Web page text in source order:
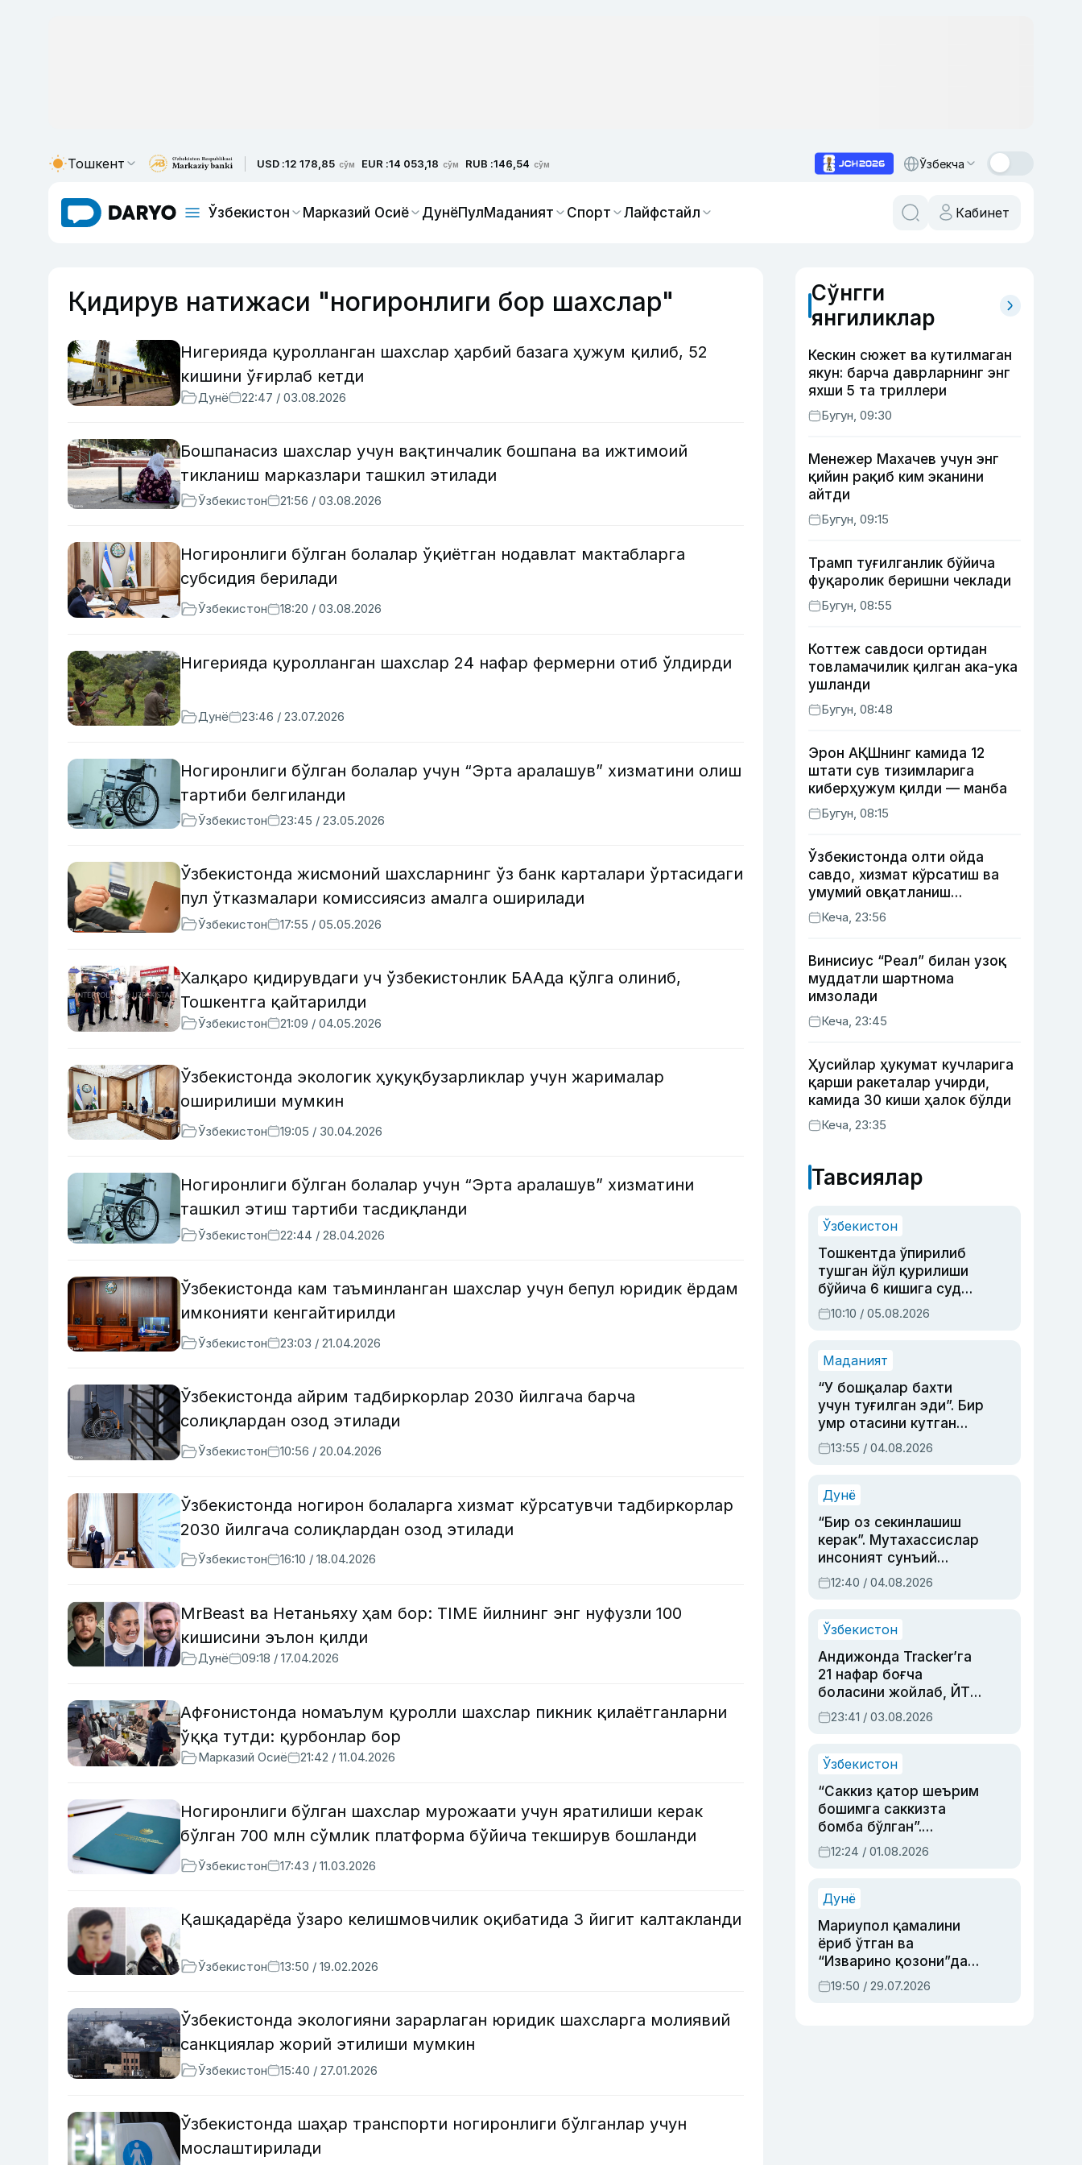
Тошкент USD :12 178,85 сўм EUR :14 053,18 сўм RUB :146,54 сўм Ўзбекча
Ўзбекистон Марказий Осиё ДунёПулМаданият Спорт Лайфстайл Кабинет
Қидирув натижаси "ногиронлиги бор шахслар"
Нигерияда қуролланган шахслар ҳарбий базага ҳужум қилиб, 52
кишини ўғирлаб кетди
Дунё 22:47 / 03.08.2026
Бошпанасиз шахслар учун вақтинчалик бошпана ва ижтимоий
тикланиш марказлари ташкил этилади
Ўзбекистон 21:56 / 03.08.2026
Ногиронлиги бўлган болалар ўқиётган нодавлат мактабларга
субсидия берилади
Ўзбекистон 18:20 / 03.08.2026
Нигерияда қуролланган шахслар 24 нафар фермерни отиб ўлдирди
Дунё 23:46 / 23.07.2026
Ногиронлиги бўлган болалар учун “Эрта аралашув” хизматини олиш
тартиби белгиланди
Ўзбекистон 23:45 / 23.05.2026
Ўзбекистонда жисмоний шахсларнинг ўз банк карталари ўртасидаги
пул ўтказмалари комиссиясиз амалга оширилади
Ўзбекистон 17:55 / 05.05.2026
Халқаро қидирувдаги уч ўзбекистонлик БААда қўлга олиниб,
Тошкентга қайтарилди
Ўзбекистон 21:09 / 04.05.2026
Ўзбекистонда экологик ҳуқуқбузарликлар учун жарималар
оширилиши мумкин
Ўзбекистон 19:05 / 30.04.2026
Ногиронлиги бўлган болалар учун “Эрта аралашув” хизматини
ташкил этиш тартиби тасдиқланди
Ўзбекистон 22:44 / 28.04.2026
Ўзбекистонда кам таъминланган шахслар учун бепул юридик ёрдам
имконияти кенгайтирилди
Ўзбекистон 23:03 / 21.04.2026
Ўзбекистонда айрим тадбиркорлар 2030 йилгача барча
солиқлардан озод этилади
Ўзбекистон 10:56 / 20.04.2026
Ўзбекистонда ногирон болаларга хизмат кўрсатувчи тадбиркорлар
2030 йилгача солиқлардан озод этилади
Ўзбекистон 16:10 / 18.04.2026
MrBeast ва Нетаньяху ҳам бор: TIME йилнинг энг нуфузли 100
кишисини эълон қилди
Дунё 09:18 / 17.04.2026
Афғонистонда номаълум қуролли шахслар пикник қилаётганларни
ўққа тутди: қурбонлар бор
Марказий Осиё 21:42 / 11.04.2026
Ногиронлиги бўлган шахслар мурожаати учун яратилиши керак
бўлган 700 млн сўмлик платформа бўйича текширув бошланди
Ўзбекистон 17:43 / 11.03.2026
Қашқадарёда ўзаро келишмовчилик оқибатида 3 йигит калтакланди
Ўзбекистон 13:50 / 19.02.2026
Ўзбекистонда экологияни зарарлаган юридик шахсларга молиявий
санкциялар жорий этилиши мумкин
Ўзбекистон 15:40 / 27.01.2026
Ўзбекистонда шаҳар транспорти ногиронлиги бўлганлар учун
мослаштирилади
Сўнгги
янгиликлар
Кескин сюжет ва кутилмаган
якун: барча даврларнинг энг
яхши 5 та триллери
Бугун, 09:30
Менежер Махачев учун энг
қийин рақиб ким эканини
айтди
Бугун, 09:15
Трамп туғилганлик бўйича
фуқаролик беришни чеклади
Бугун, 08:55
Коттеж савдоси ортидан
товламачилик қилган ака-ука
ушланди
Бугун, 08:48
Эрон АҚШнинг камида 12
штати сув тизимларига
киберҳужум қилди — манба
Бугун, 08:15
Ўзбекистонда олти ойда
савдо, хизмат кўрсатиш ва
умумий овқатланиш
корхоналари қанча солиқ
тўлагани очиқланди
Кеча, 23:56
Винисиус “Реал” билан узоқ
муддатли шартнома
имзолади
Кеча, 23:45
Ҳусийлар ҳукумат кучларига
қарши ракеталар учирди,
камида 30 киши ҳалок бўлди
Кеча, 23:35
Тавсиялар
Ўзбекистон
Тошкентда ўпирилиб
тушган йўл қурилиши
бўйича 6 кишига суд
ҳукми ўқилди
10:10 / 05.08.2026
Маданият
“У бошқалар бахти
учун туғилган эди”. Бир
умр отасини кутган
актриса ва дубльяж
устаси Римма
синовларга тўла ҳаёти
13:55 / 04.08.2026
Дунё
“Бир оз секинлашиш
керак”. Мутахассислар
инсоният сунъий
интеллектни бошқара
олмай қолишидан
12:40 / 04.08.2026
Ўзбекистон
Андижонда Tracker’га
21 нафар боғча
боласини жойлаб, ЙТҲ
содир этган аёлга суд
ҳукми ўқилди
23:41 / 03.08.2026
Ўзбекистон
“Саккиз қатор шеърим
бошимга саккизта
бомба бўлган”.
Абдулла Ориповни
сиёсий айбловлардан
12:24 / 01.08.2026
Дунё
Мариупол қамалини
ёриб ўтган ва
“Изварино қозони”дан
чиққан қаҳрамон —
Украина армияси бош
19:50 / 29.07.2026